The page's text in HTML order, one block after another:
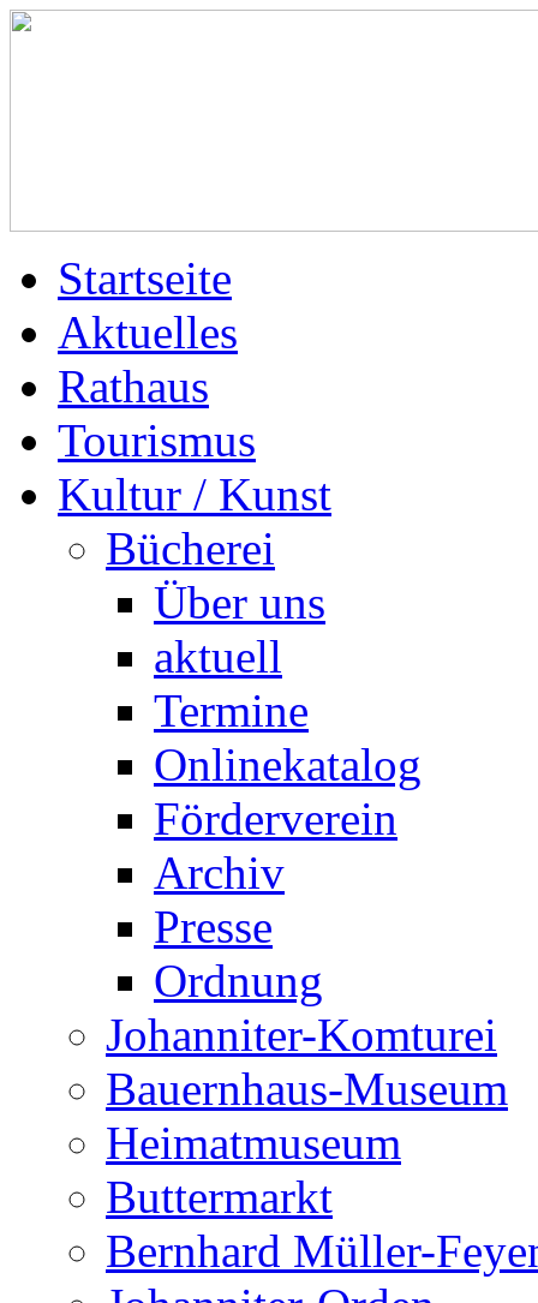
Startseite
Aktuelles
Rathaus
Tourismus
Kultur / Kunst
Bücherei
Über uns
aktuell
Termine
Onlinekatalog
Förderverein
Archiv
Presse
Ordnung
Johanniter-Komturei
Bauernhaus-Museum
Heimatmuseum
Buttermarkt
Bernhard Müller-